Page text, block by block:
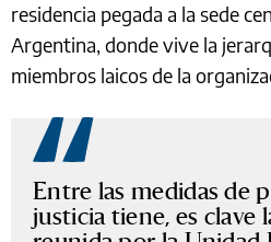
residencia pegada a la sede
Argentina, donde vive la
miembros laicos de la
Entre las medidas de
justicia tiene, es clave